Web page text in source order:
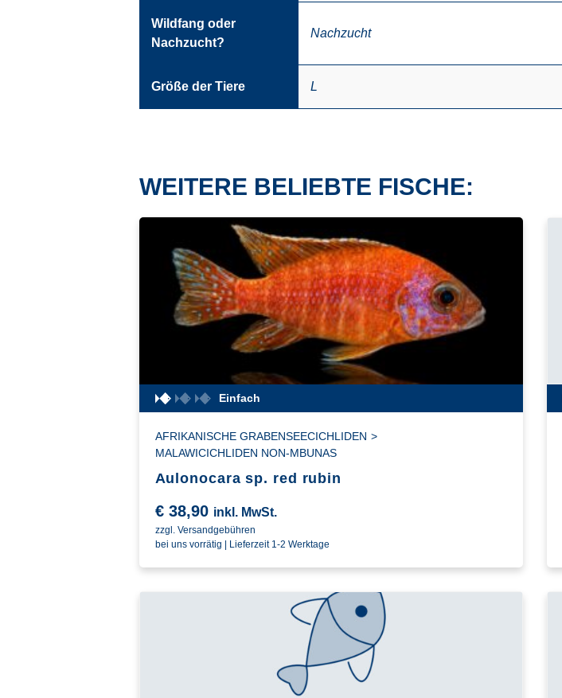
Wildfang oder
Nachzucht?
Nachzucht
Größe der Tiere L
WEITERE BELIEBTE FISCHE:
Einfach
AFRIKANISCHE GRABENSEECICHLIDEN >
MALAWICICHLIDEN NON-MBUNAS
Aulonocara sp. red rubin
€38,90 inkl. MwSt.
zzgl. Versandgebühren
bei uns vorrätig | Lieferzeit 1-2 Werktage